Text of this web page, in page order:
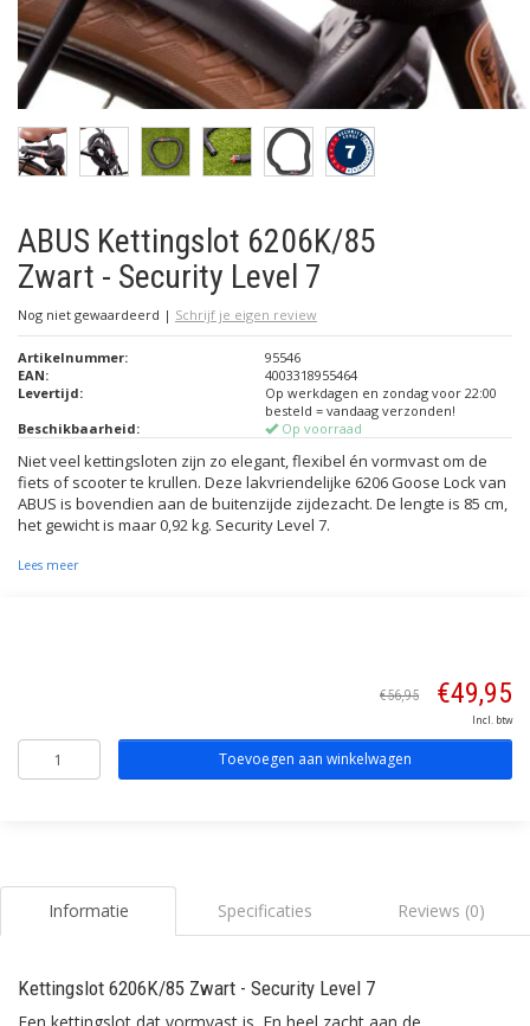
ABUS Kettingslot 6206K/85
Zwart - Security Level 7
Nog niet gewaardeerd | Schrijf je eigen review
Artikelnummer:
95546
EAN:
4003318955464
Levertijd:
Op werkdagen en zondag voor 22:00
besteld = vandaag verzonden!
Beschikbaarheid:
Op voorraad
Niet veel kettingsloten zijn zo elegant, flexibel én vormvast om de
fiets of scooter te krullen. Deze lakvriendelijke 6206 Goose Lock van
ABUS is bovendien aan de buitenzijde zijdezacht. De lengte is 85 cm,
het gewicht is maar 0,92 kg. Security Level 7.
Lees meer
€56,95 €49,95
Incl. btw
Toevoegen aan winkelwagen
Informatie Specificaties Reviews (0)
Kettingslot 6206K/85 Zwart - Security Level 7